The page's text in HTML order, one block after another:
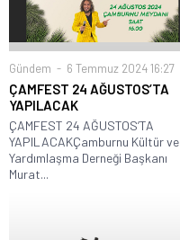
Gündem 6 Temmuz 2024 16:27
ÇAMFEST 24 AĞUSTOS’TA
YAPILACAK
ÇAMFEST 24 AĞUSTOS’TA
YAPILACAKÇamburnu Kültür ve
Yardımlaşma Derneği Başkanı
Murat...